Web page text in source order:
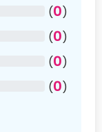
(0)
(0)
(0)
(0)